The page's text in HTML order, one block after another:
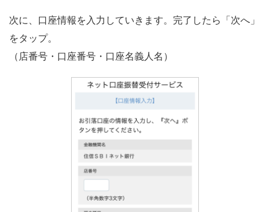
次に、口座情報を入力していきます。完了したら「次へ」
をタップ。
（店番号・口座番号・口座名義人名）